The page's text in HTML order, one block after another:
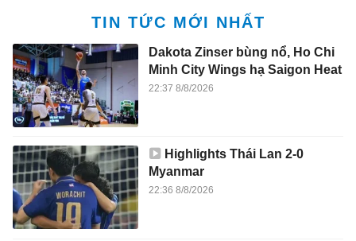
TIN TỨC MỚI NHẤT
Dakota Zinser bùng nổ, Ho Chi
Minh City Wings hạ Saigon Heat
22:37 8/8/2026
Highlights Thái Lan 2-0
Myanmar
22:36 8/8/2026